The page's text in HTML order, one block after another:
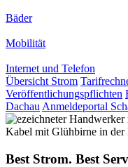
Bäder
Mobilität
Internet und Telefon
Übersicht Strom
Veröffentlichungspflichten
Dachau Anmeldeportal
Best Strom. Best